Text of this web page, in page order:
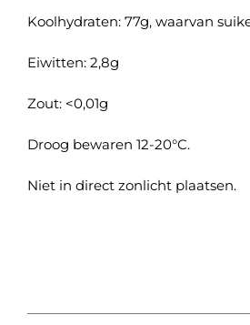
Koolhydraten: 77g, waarvan
Eiwitten: 2,8g
Zout: <0,01g
Droog bewaren 12-20°C.
Niet in direct zonlicht plaatsen.